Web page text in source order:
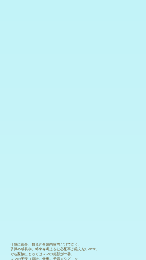
仕事に家事、育児と身体的疲労だけでなく、
子供の成長や、将来を考えると心配事が絶えないママ。
でも家族にとってはママの笑顔が一番。
ママの不安（家計、仕事、子育てなど）を